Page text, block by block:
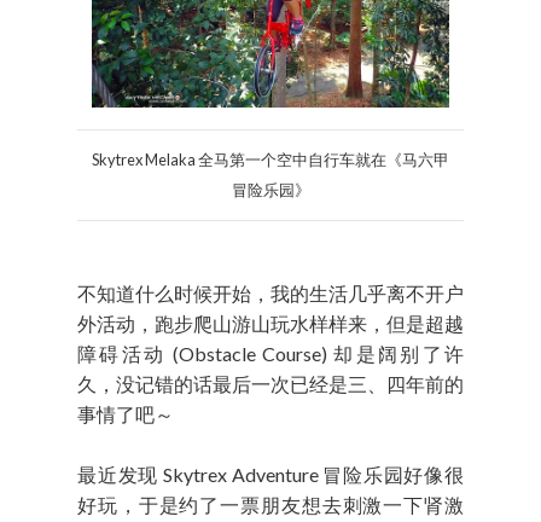
Skytrex Melaka 全马第一个空中自行车就在《马六甲
冒险乐园》
不知道什么时候开始，我的生活几乎离不开户
外活动，跑步爬山游山玩水样样来，但是超越
障碍活动 (Obstacle Course) 却是阔别了许
久，没记错的话最后一次已经是三、四年前的
事情了吧～
最近发现 Skytrex Adventure 冒险乐园好像很
好玩，于是约了一票朋友想去刺激一下肾激